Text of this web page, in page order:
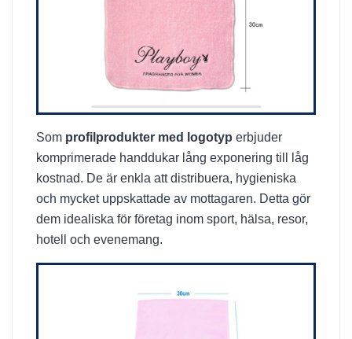
Som profilprodukter med logotyp erbjuder
komprimerade handdukar lång exponering till låg
kostnad. De är enkla att distribuera, hygieniska
och mycket uppskattade av mottagaren. Detta gör
dem idealiska för företag inom sport, hälsa, resor,
hotell och evenemang.